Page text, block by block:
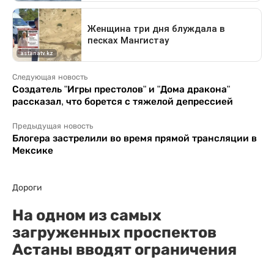
Следующая новость
Создатель "Игры престолов" и "Дома дракона"
рассказал, что борется с тяжелой депрессией
Предыдущая новость
Блогера застрелили во время прямой трансляции в
Мексике
Дороги
На одном из самых
загруженных проспектов
Астаны вводят ограничения